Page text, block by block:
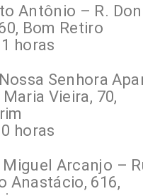
Antônio – R.
Bom Retiro
horas
Senhora
Vieira, 70,
horas
Miguel Arcanjo –
Anastácio, 616,